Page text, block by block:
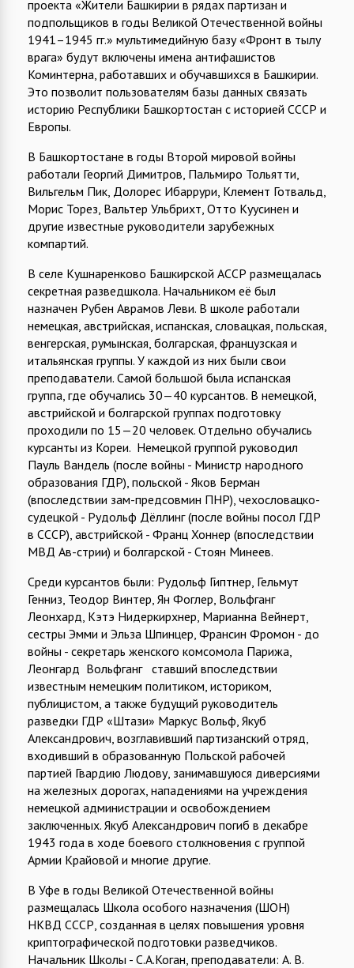
проекта «Жители Башкирии в рядах партизан и
подпольщиков в годы Великой Отечественной войны
1941–1945 гг.» мультимедийную базу «Фронт в тылу
врага» будут включены имена антифашистов
Коминтерна, работавших и обучавшихся в Башкирии.
Это позволит пользователям базы данных связать
историю Республики Башкортостан с историей СССР и
Европы.
В Башкортостане в годы Второй мировой войны
работали Георгий Димитров, Пальмиро Тольятти,
Вильгельм Пик, Долорес Ибаррури, Клемент Готвальд,
Морис Торез, Вальтер Ульбрихт, Отто Куусинен и
другие известные руководители зарубежных
компартий.
В селе Кушнаренково Башкирской АССР размещалась
секретная разведшкола. Начальником её был
назначен Рубен Аврамов Леви. В школе работали
немецкая, австрийская, испанская, словацкая, польская,
венгерская, румынская, болгарская, французская и
итальянская группы. У каждой из них были свои
преподаватели. Самой большой была испанская
группа, где обучались 30—40 курсантов. В немецкой,
австрийской и болгарской группах подготовку
проходили по 15—20 человек. Отдельно обучались
курсанты из Кореи. Немецкой группой руководил
Пауль Вандель (после войны - Министр народного
образования ГДР), польской - Яков Берман
(впоследствии зам-предсовмин ПНР), чехословацко-
судецкой - Рудольф Дёллинг (после войны посол ГДР
в СССР), австрийской - Франц Хоннер (впоследствии
МВД Ав-стрии) и болгарской - Стоян Минеев.
Среди курсантов были: Рудольф Гиптнер, Гельмут
Генниз, Теодор Винтер, Ян Фоглер, Вольфганг
Леонхард, Кэтэ Нидеркирхнер, Марианна Вейнерт,
сестры Эмми и Эльза Шпинцер, Франсин Фромон - до
войны - секретарь женского комсомола Парижа,
Леонгард Вольфганг ставший впоследствии
известным немецким политиком, историком,
публицистом, а также будущий руководитель
разведки ГДР «Штази» Маркус Вольф, Якуб
Александрович, возглавивший партизанский отряд,
входивший в образованную Польской рабочей
партией Гвардию Людову, занимавшуюся диверсиями
на железных дорогах, нападениями на учреждения
немецкой администрации и освобождением
заключенных. Якуб Александрович погиб в декабре
1943 года в ходе боевого столкновения с группой
Армии Крайовой и многие другие.
В Уфе в годы Великой Отечественной войны
размещалась Школа особого назначения (ШОН)
НКВД СССР, созданная в целях повышения уровня
криптографической подготовки разведчиков.
Начальник Школы - С.А.Коган, преподаватели: А. В.